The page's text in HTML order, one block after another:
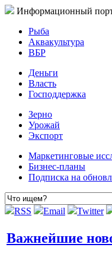
Информационный
Рыба
Аквакультура
ВБР
Деньги
Власть
Господдержка
Зерно
Урожай
Экспорт
Маркетинговые
Бизнес-планы
Подписка на
RSS Email Twitter
Важнейшие